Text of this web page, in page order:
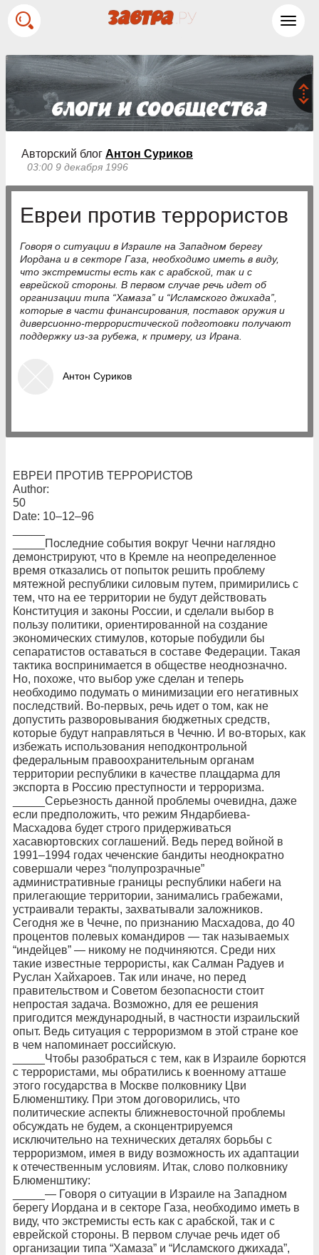
Авторский блог Антон Суриков
03:00 9 декабря 1996
Евреи против террористов
Говоря о ситуации в Израиле на Западном берегу
Иордана и в секторе Газа, необходимо иметь в виду,
что экстремисты есть как с арабской, так и с
еврейской стороны. В первом случае речь идет об
организации типа “Хамаза” и “Исламского джихада”,
которые в части финансирования, поставок оружия и
диверсионно-террористической подготовки получают
поддержку из-за рубежа, к примеру, из Ирана.
Антон Суриков
ЕВРЕИ ПРОТИВ ТЕРРОРИСТОВ
Author:
50
Date: 10–12–96
_____Последние события вокруг Чечни наглядно
демонстрируют, что в Кремле на неопределенное
время отказались от попыток решить проблему
мятежной республики силовым путем, примирились с
тем, что на ее территории не будут действовать
Конституция и законы России, и сделали выбор в
пользу политики, ориентированной на создание
экономических стимулов, которые побудили бы
сепаратистов оставаться в составе Федерации. Такая
тактика воспринимается в обществе неоднозначно.
Но, похоже, что выбор уже сделан и теперь
необходимо подумать о минимизации его негативных
последствий. Во-первых, речь идет о том, как не
допустить разворовывания бюджетных средств,
которые будут направляться в Чечню. И во-вторых, как
избежать использования неподконтрольной
федеральным правоохранительным органам
территории республики в качестве плацдарма для
экспорта в Россию преступности и терроризма.
_____Серьезность данной проблемы очевидна, даже
если предположить, что режим Яндарбиева-
Масхадова будет строго придерживаться
хасавюртовских соглашений. Ведь перед войной в
1991–1994 годах чеченские бандиты неоднократно
совершали через “полупрозрачные”
административные границы республики набеги на
прилегающие территории, занимались грабежами,
устраивали теракты, захватывали заложников.
Сегодня же в Чечне, по признанию Масхадова, до 40
процентов полевых командиров — так называемых
“индейцев” — никому не подчиняются. Среди них
такие известные террористы, как Салман Радуев и
Руслан Хайхароев. Так или иначе, но перед
правительством и Советом безопасности стоит
непростая задача. Возможно, для ее решения
пригодится международный, в частности израильский
опыт. Ведь ситуация с терроризмом в этой стране кое
в чем напоминает российскую.
_____Чтобы разобраться с тем, как в Израиле борются
с террористами, мы обратились к военному атташе
этого государства в Москве полковнику Цви
Блюменштику. При этом договорились, что
политические аспекты ближневосточной проблемы
обсуждать не будем, а сконцентрируемся
исключительно на технических деталях борьбы с
терроризмом, имея в виду возможность их адаптации
к отечественным условиям. Итак, слово полковнику
Блюменштику:
_____— Говоря о ситуации в Израиле на Западном
берегу Иордана и в секторе Газа, необходимо иметь в
виду, что экстремисты есть как с арабской, так и с
еврейской стороны. В первом случае речь идет об
организации типа “Хамаза” и “Исламского джихада”,